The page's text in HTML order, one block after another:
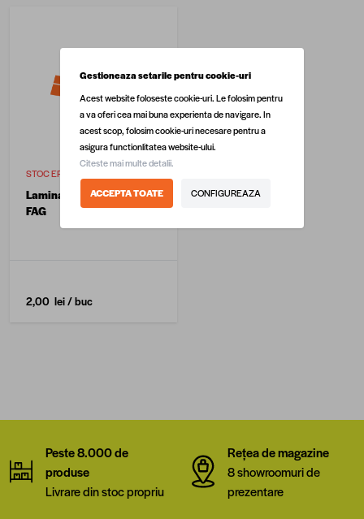
STOC EPUIZAT
Laminare Laterala PVC
FAG
2,00 lei/ buc
Peste 8.000 de
produse
Livrare din stoc propriu
Rețea de magazine
8 showroomuri de
prezentare
Gestioneaza setarile pentru cookie-uri
Acest website foloseste cookie-uri. Le folosim pentru
a va oferi cea mai buna experienta de navigare. In
acest scop, folosim cookie-uri necesare pentru a
asigura functionlitatea website-ului.
Citeste mai multe detalii.
ACCEPTA TOATE CONFIGUREAZA